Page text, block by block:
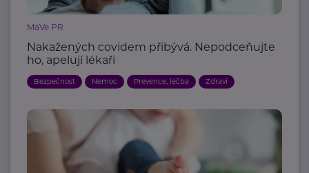
MaVe PR
Nakažených covidem přibývá. Nepodceňujte
ho, apelují lékaři
Bezpečnost Nemoc Prevence, léčba Zdraví